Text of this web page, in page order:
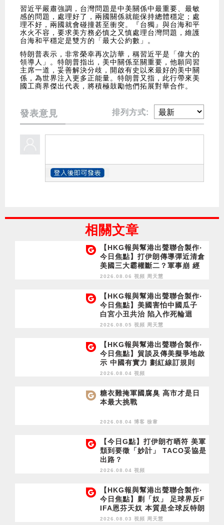
習近平嚴肅強調，台灣問題是中美關係中最重要、最敏
感的問題，處理好了，兩國關係就能保持總體穩定；處
理不好，兩國就會碰撞甚至衝突。『台獨』與台海和平
水火不容，要求美方務必慎之又慎處理台灣問題，維護
台海和平穩定是雙方的「最大公約數」。
特朗普表示，非常榮幸再次訪華，稱習近平是「偉大的
領導人」。特朗普指出，美中關係至關重要，他願同習
主席一道，妥善解決分歧，開啟有史以來最好的美中關
係，為世界注入更多正能量。特朗普又指，此行帶來美
國工商界傑出代表，將積極鼓勵他們拓展對華合作。
發表意見 排列方式:
相關文章
【HKG報與幫港出聲聯合製作‧
今日焦點】打伊朗傳導彈近清倉
美國三大霸權斷二？軍事崩 經
濟損
2026.08.06 視頻 周天慧
【HKG報與幫港出聲聯合製作‧
今日焦點】美國害怕中國瓜子
白宮小丑共治 陷入作死輪迴
2026.08.05 視頻 周天慧
【HKG報與幫港出聲聯合製作‧
今日焦點】貿談及傳美擬爭地啟
示 中國有實力 劃紅線訂規則
2026.08.04 視頻
糖衣難掩軍國腐臭 高市才是日
本最大挑戰
2026.08.04 博客 徐韋
【今日G點】打伊朗冇晒符 美軍
頹到要徵「妙計」 TACO妥協是
出路？
2026.08.04 視頻
【HKG報與幫港出聲聯合製作‧
今日焦點】剿「奴」 足球界反F
IFA恩芬天奴 本質是全球反特朗
普
2026.08.03 視頻 周天慧